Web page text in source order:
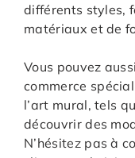
différents styles,
matériaux et de
Vous pouvez
commerce
l’art mural, tels
découvrir des
N’hésitez pas à